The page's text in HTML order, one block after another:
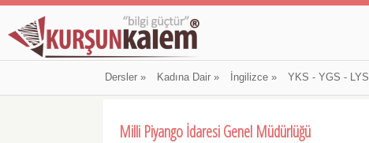
Dersler» Kadına Dair» İngilizce» YKS - YGS - LYS
Milli Piyango İdaresi Genel Müdürlüğü